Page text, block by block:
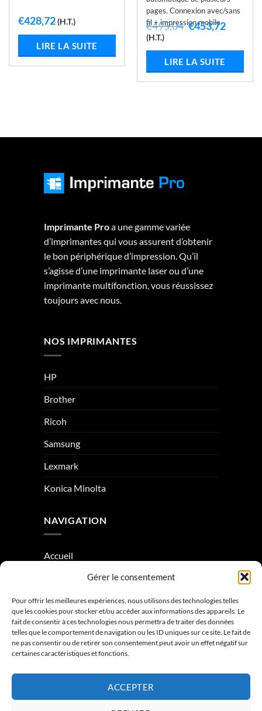
Gérer le consentement
Pour offrir les meilleures expériences, nous utilisons des technologies telles
que les cookies pour stocker et/ou accéder aux informations des appareils. Le
fait de consentir à ces technologies nous permettra de traiter des données
telles que le comportement de navigation ou les ID uniques sur ce site. Le fait de
ne pas consentir ou de retirer son consentement peut avoir un effet négatif sur
certaines caractéristiques et fonctions.
ACCEPTER
€428,72(H.T.)
LIRE LA SUITE
pages. Connexion avec/sans
fil + impression mobile
€495,04 Le
était :
€495,04.
€453,72Le
(H.T.)
LIRE LA SUITE
Imprimante Proa une gamme variée
d’imprimantes qui vous assurent d’obtenir
le bon périphérique d’impression. Qu’il
s’agisse d’une imprimante laser ou d’une
imprimante multifonction, vous réussissez
toujours avec nous.
NOS IMPRIMANTES
HP
Brother
Ricoh
Samsung
Lexmark
Konica Minolta
NAVIGATION
Accueil
Condition générale de vente
Mentions légales
Contactez-nous